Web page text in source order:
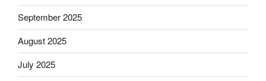
September 2025
August 2025
July 2025